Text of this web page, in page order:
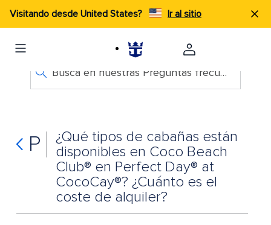
Visitando desde United States? Ir al sitio
Busca en nuestras Preguntas frecuentes
P
¿Qué tipos de cabañas están
disponibles en Coco Beach
Club® en Perfect Day® at
CocoCay®? ¿Cuánto es el
coste de alquiler?